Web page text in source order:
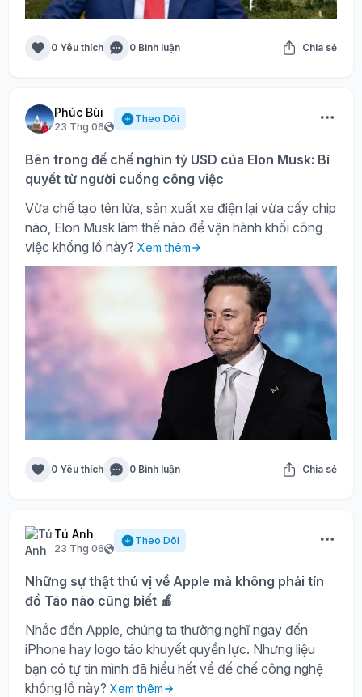
0 Yêu thích 0 Bình luận Chia sẻ
Phúc Bùi
23 Thg 06
Theo Dõi
Bên trong đế chế nghìn tỷ USD của Elon Musk: Bí
quyết từ người cuồng công việc
Vừa chế tạo tên lửa, sản xuất xe điện lại vừa cấy chip
não, Elon Musk làm thế nào để vận hành khối công
việc khổng lồ này? Xem thêm
0 Yêu thích 0 Bình luận Chia sẻ
Tú Anh
23 Thg 06
Theo Dõi
Những sự thật thú vị về Apple mà không phải tín
đồ Táo nào cũng biết 🍎
Nhắc đến Apple, chúng ta thường nghĩ ngay đến
iPhone hay logo táo khuyết quyền lực. Nhưng liệu
bạn có tự tin mình đã hiểu hết về đế chế công nghệ
khổng lồ này? Xem thêm